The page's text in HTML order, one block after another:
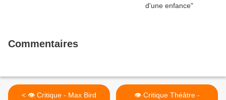
Commentaires
< 👁️ Critique - Max Bird
👁️ Critique Théâtre -